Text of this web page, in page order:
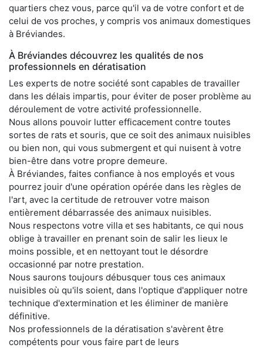
quartiers chez vous, parce qu'il va de votre confort et de
celui de vos proches, y compris vos animaux domestiques
à Bréviandes.
À Bréviandes découvrez les qualités de nos
professionnels en dératisation
Les experts de notre société sont capables de travailler
dans les délais impartis, pour éviter de poser problème au
déroulement de votre activité professionnelle.
Nous allons pouvoir lutter efficacement contre toutes
sortes de rats et souris, que ce soit des animaux nuisibles
ou bien non, qui vous submergent et qui nuisent à votre
bien-être dans votre propre demeure.
À Bréviandes, faites confiance à nos employés et vous
pourrez jouir d'une opération opérée dans les règles de
l'art, avec la certitude de retrouver votre maison
entièrement débarrassée des animaux nuisibles.
Nous respectons votre villa et ses habitants, ce qui nous
oblige à travailler en prenant soin de salir les lieux le
moins possible, et en nettoyant tout le désordre
occasionné par notre prestation.
Nous saurons toujours débusquer tous ces animaux
nuisibles où qu'ils soient, dans l'optique d'appliquer notre
technique d'extermination et les éliminer de manière
définitive.
Nos professionnels de la dératisation s'avèrent être
compétents pour vous faire part de leurs